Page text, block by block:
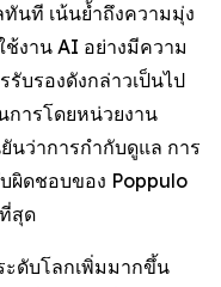
นที เน้นย้ำถึงความมุ่ง
งาน AI อย่างมีความ
รับรองดังกล่าวเป็นไป
การโดยหน่วยงาน
นว่าการกำกับดูแล การ
ผิดชอบของ Poppulo
สุด
ะดับโลกเพิ่มมากขึ้น